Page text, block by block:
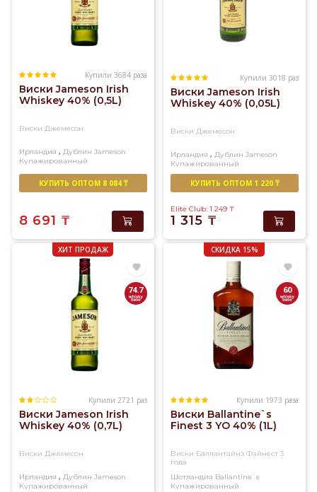
Купили 3684 раза
Виски Jameson Irish
Whiskey 40% (0,5L)
Виски Джемесон
Ирландия , Дублин Jameson
Купажированный
КУПИТЬ ОПТОМ 8 084 ₸
8 691 ₸
Купили 3018 раз
Виски Jameson Irish
Whiskey 40% (0,05L)
Виски Джемесон
Ирландия , Дублин Jameson
Купажированный
КУПИТЬ ОПТОМ 1 220 ₸
Elite Club: 1 249 ₸
1 315 ₸
ХИТ ПРОДАЖ
74.7
Купили 2721 раз
Виски Jameson Irish
Whiskey 40% (0,7L)
Виски Джемесон
Ирландия , Дублин Jameson
Купажированный
СКИДКА 15%
60
Купили 1973 раза
Виски Ballantine`s
Finest 3 YO 40% (1L)
Виски Баллантайнз Файнест 3
года
Шотландия Ballantine`s
Купажированный